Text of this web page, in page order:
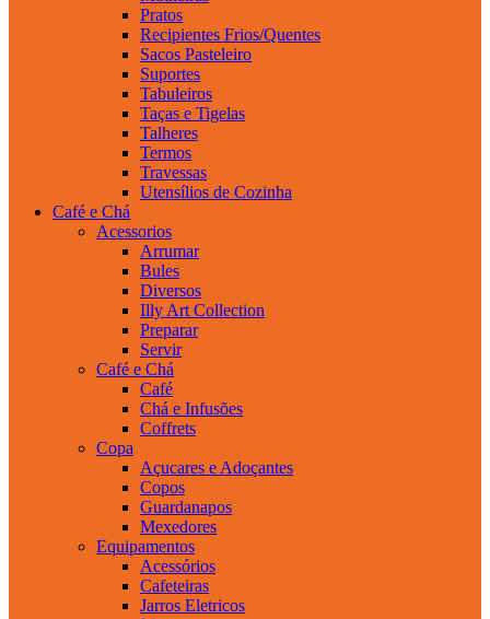
Pratos
Recipientes Frios/Quentes
Sacos Pasteleiro
Suportes
Tabuleiros
Taças e Tigelas
Talheres
Termos
Travessas
Utensílios de Cozinha
Café e Chá
Acessorios
Arrumar
Bules
Diversos
Illy Art Collection
Preparar
Servir
Café e Chá
Café
Chá e Infusões
Coffrets
Copa
Açucares e Adoçantes
Copos
Guardanapos
Mexedores
Equipamentos
Acessórios
Cafeteiras
Jarros Eletricos